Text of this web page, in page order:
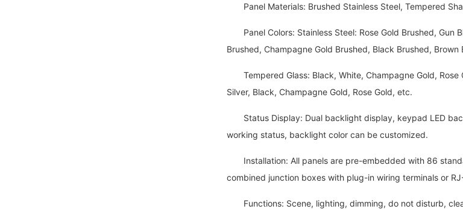
Panel Materials: Brushed Stainless Steel, Tempered
Panel Colors: Stainless Steel: Rose Gold Brushed, Gun
Brushed, Champagne Gold Brushed, Black Brushed, Brown
Tempered Glass: Black, White, Champagne Gold, Rose
Silver, Black, Champagne Gold, Rose Gold, etc.
Status Display: Dual backlight display, keypad LED
working status, backlight color can be customized.
Installation: All panels are pre-embedded with 86
combined junction boxes with plug-in wiring terminals or
Functions: Scene, lighting, dimming, do not disturb,